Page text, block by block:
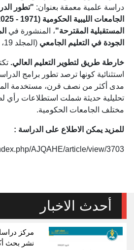
دراسة علمية معمقة بعنوان: "تطور
المستقبلية المقترحة"، المنشورة في
الجودة في التعليم الجامعي (المجلد 19، العدد 68، لعام 2026).
خارطة طريق لتطوير التعليم العالي.
استثنائية كونها ترصد تطور برامج
مدى أكثر من نصف قرن، مستخدمة
تحليلية حديثة شملت استطلاعات رأي
مختلف الجامعات الحكومية.
للمزيد يمكن الاطلاع على الدراسة :
AJQAHE/article/view/3703
أحدث الاخبار
مركز
نشر بحث